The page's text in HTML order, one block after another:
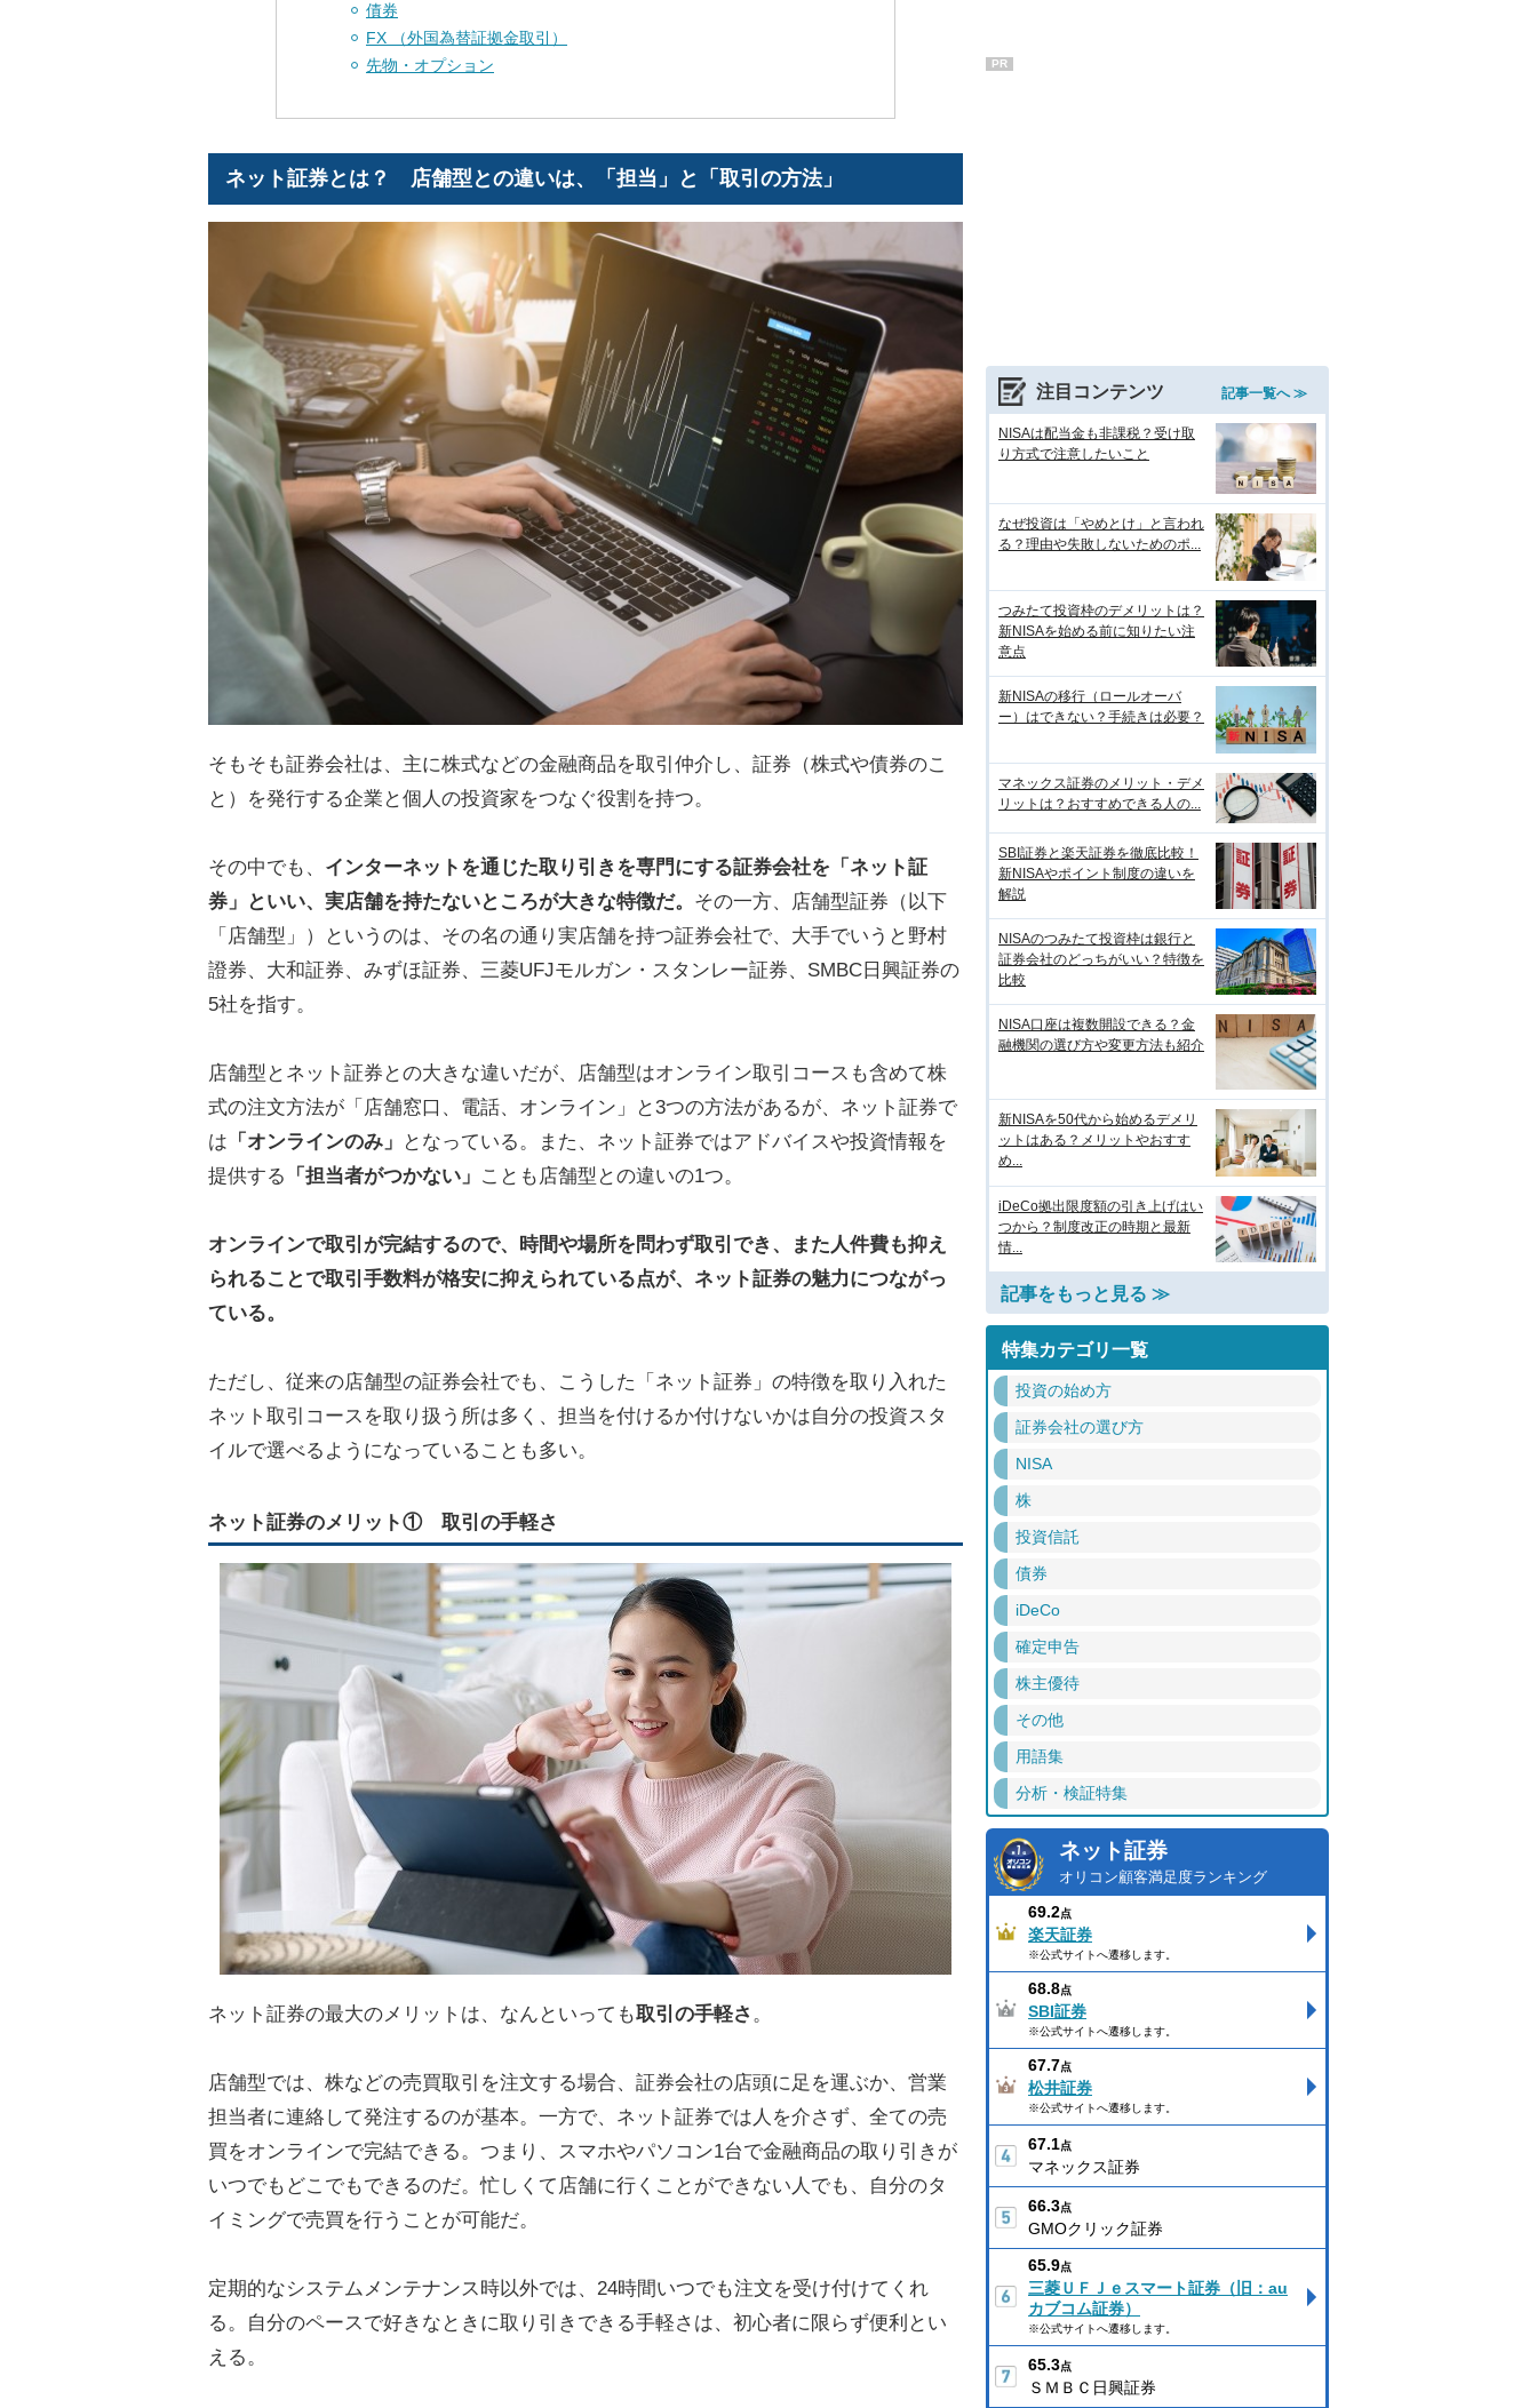
債券
FX （外国為替証拠金取引）
先物・オプション
ネット証券とは？ 店舗型との違いは、「担当」と「取引の方法」
そもそも証券会社は、主に株式などの金融商品を取引仲介し、証券（株式や債券のこ
と）を発行する企業と個人の投資家をつなぐ役割を持つ。
その中でも、 インターネットを通じた取り引きを専門にする証券会社を「ネット証
券」といい、実店舗を持たないところが大きな特徴だ。 その一方、店舗型証券（以下
「店舗型」）というのは、その名の通り実店舗を持つ証券会社で、大手でいうと野村
證券、大和証券、みずほ証券、三菱UFJモルガン・スタンレー証券、SMBC日興証券の
5社を指す。
店舗型とネット証券との大きな違いだが、店舗型はオンライン取引コースも含めて株
式の注文方法が「店舗窓口、電話、オンライン」と3つの方法があるが、ネット証券で
は 「オンラインのみ」
となっている。また、ネット証券ではアドバイスや投資情報を
提供する
「担当者がつかない」 ことも店舗型との違いの1つ。
オンラインで取引が完結するので、時間や場所を問わず取引でき、また人件費も抑え
られることで取引手数料が格安に抑えられている点が、ネット証券の魅力につながっ
ている。
ただし、従来の店舗型の証券会社でも、こうした「ネット証券」の特徴を取り入れた
ネット取引コースを取り扱う所は多く、担当を付けるか付けないかは自分の投資スタ
イルで選べるようになっていることも多い。
ネット証券のメリット① 取引の手軽さ
ネット証券の最大のメリットは、なんといっても取引の手軽さ 。
店舗型では、株などの売買取引を注文する場合、証券会社の店頭に足を運ぶか、営業
担当者に連絡して発注するのが基本。一方で、ネット証券では人を介さず、全ての売
買をオンラインで完結できる。つまり、スマホやパソコン1台で金融商品の取り引きが
いつでもどこでもできるのだ。忙しくて店舗に行くことができない人でも、自分のタ
イミングで売買を行うことが可能だ。
定期的なシステムメンテナンス時以外では、24時間いつでも注文を受け付けてくれ
る。自分のペースで好きなときに取り引きできる手軽さは、初心者に限らず便利とい
える。
PR
注目コンテンツ 記事一覧へ ≫
NISAは配当金も非課税？受け取
り方式で注意したいこと
なぜ投資は「やめとけ」と言われ
る？理由や失敗しないためのポ...
つみたて投資枠のデメリットは？
新NISAを始める前に知りたい注
意点
新NISAの移行（ロールオーバ
ー）はできない？手続きは必要？
マネックス証券のメリット・デメ
リットは？おすすめできる人の...
SBI証券と楽天証券を徹底比較！
新NISAやポイント制度の違いを
解説
NISAのつみたて投資枠は銀行と
証券会社のどっちがいい？特徴を
比較
NISA口座は複数開設できる？金
融機関の選び方や変更方法も紹介
新NISAを50代から始めるデメリ
ットはある？メリットやおすす
め...
iDeCo拠出限度額の引き上げはい
つから？制度改正の時期と最新
情...
記事をもっと見る ≫
特集カテゴリ一覧
投資の始め方
証券会社の選び方
NISA
株
投資信託
債券
iDeCo
確定申告
株主優待
その他
用語集
分析・検証特集
ネット証券
オリコン顧客満足度ランキング
69.2点
楽天証券
※公式サイトへ遷移します。
68.8点
SBI証券
※公式サイトへ遷移します。
67.7点
松井証券
※公式サイトへ遷移します。
67.1点
マネックス証券
66.3点
GMOクリック証券
65.9点
三菱ＵＦＪｅスマート証券（旧：au
カブコム証券）
※公式サイトへ遷移します。
65.3点
ＳＭＢＣ日興証券